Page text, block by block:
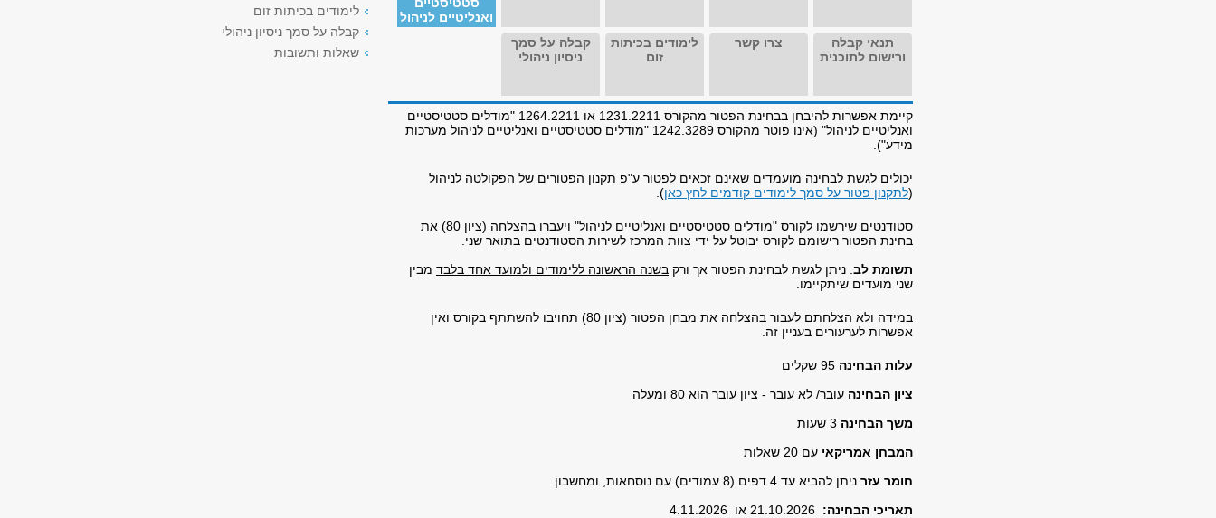
ואנליטיים לניהול
תנאי קבלה
ורישום לתוכנית
צרו קשר
לימודים בכיתות
זום
קבלה על סמך
ניסיון ניהולי
קיימת אפשרות להיבחן בבחינת הפטור מהקורס 1231.2211 או 1264.2211 "מודלים סטטיסטיים
ואנליטיים לניהול" (אינו פוטר מהקורס 1242.3289 "מודלים סטטיסטיים ואנליטיים לניהול מערכות
מידע").
יכולים לגשת לבחינה מועמדים שאינם זכאים לפטור ע"פ תקנון הפטורים של הפקולטה לניהול
(לתקנון פטור על סמך לימודים קודמים לחץ כאן).
סטודנטים שירשמו לקורס "מודלים סטטיסטיים ואנליטיים לניהול" ויעברו בהצלחה (ציון 80) את
בחינת הפטור רישומם לקורס יבוטל על ידי צוות המרכז לשירות הסטודנטים בתואר שני.
תשומת לב: ניתן לגשת לבחינת הפטור אך ורק בשנה הראשונה ללימודים ולמועד אחד בלבד מבין
שני מועדים שיתקיימו.
במידה ולא הצלחתם לעבור בהצלחה את מבחן הפטור (ציון 80) תחויבו להשתתף בקורס ואין
אפשרות לערעורים בעניין זה.
עלות הבחינה
ציון הבחינה עובר/ לא עובר - ציון עובר הוא 80 ומעלה
משך הבחינה
המבחן אמריקאי עם 20 שאלות
חומר עזר ניתן להביא עד 4 דפים (8 עמודים) עם נוסחאות, ומחשבון
תאריכי הבחינה:
לימודים בכיתות זום
קבלה על סמך ניסיון ניהולי
שאלות ותשובות